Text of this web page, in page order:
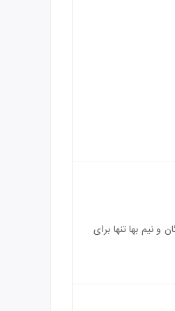
است : اقامت رایگان و نیم بها تنها برای